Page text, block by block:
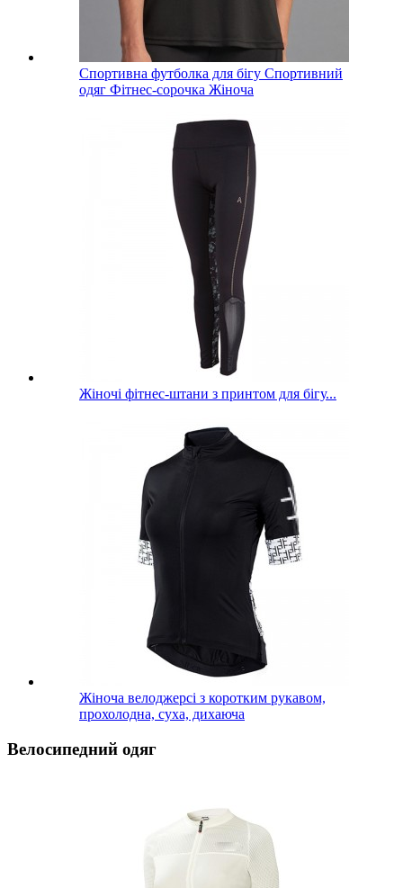
Спортивна футболка для бігу Спортивний
одяг Фітнес-сорочка Жіноча
Жіночі фітнес-штани з принтом для бігу...
Жіноча велоджерсі з коротким рукавом,
прохолодна, суха, дихаюча
Велосипедний одяг